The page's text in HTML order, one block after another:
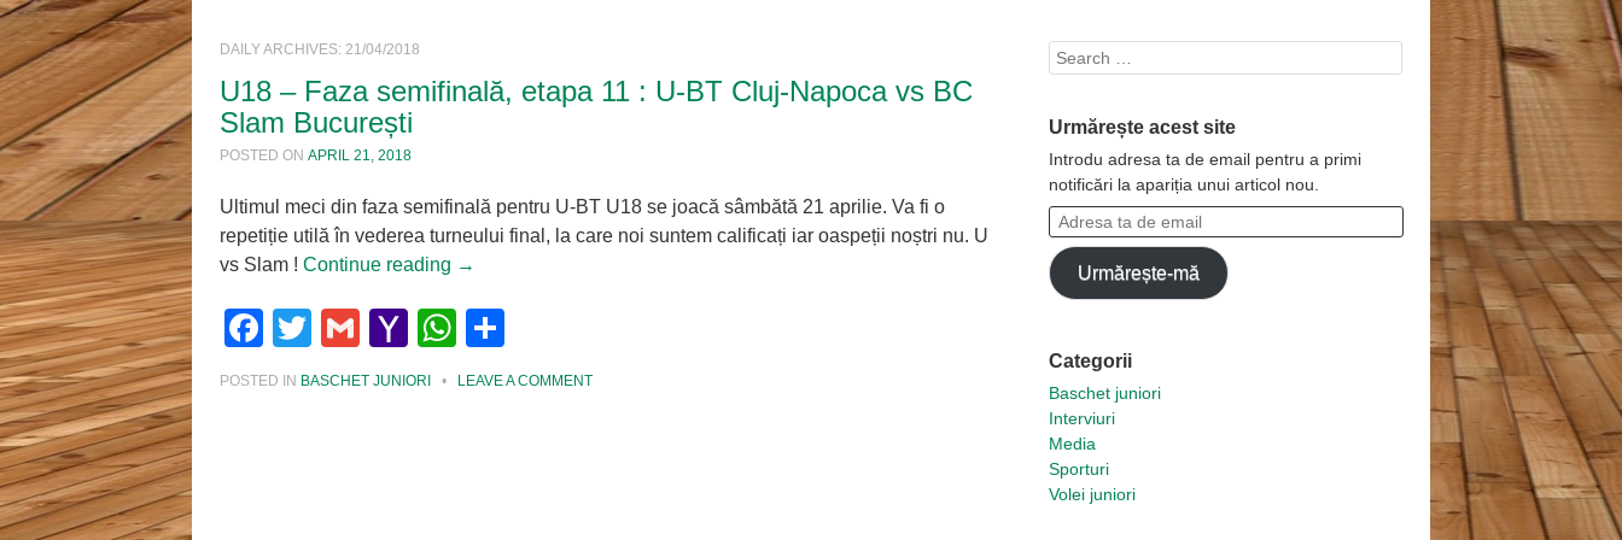
DAILY ARCHIVES: 21/04/2018
U18 – Faza semifinală, etapa 11 : U-BT Cluj-Napoca vs BC
Slam București
POSTED ON APRIL 21, 2018
Ultimul meci din faza semifinală pentru U-BT U18 se joacă sâmbătă 21 aprilie. Va fi o
repetiție utilă în vederea turneului final, la care noi suntem calificați iar oaspeții noștri nu. U
vs Slam ! Continue reading →
Facebook
Twitter
GmailYahoo
Mail
WhatsApp
POSTED IN BASCHET JUNIORI • LEAVE A COMMENT
Search
Urmărește acest site
Introdu adresa ta de email pentru a primi
notificări la apariția unui articol nou.
Adresa
ta
de
email
Urmărește-mă
Categorii
Baschet juniori
Interviuri
Media
Sporturi
Volei juniori